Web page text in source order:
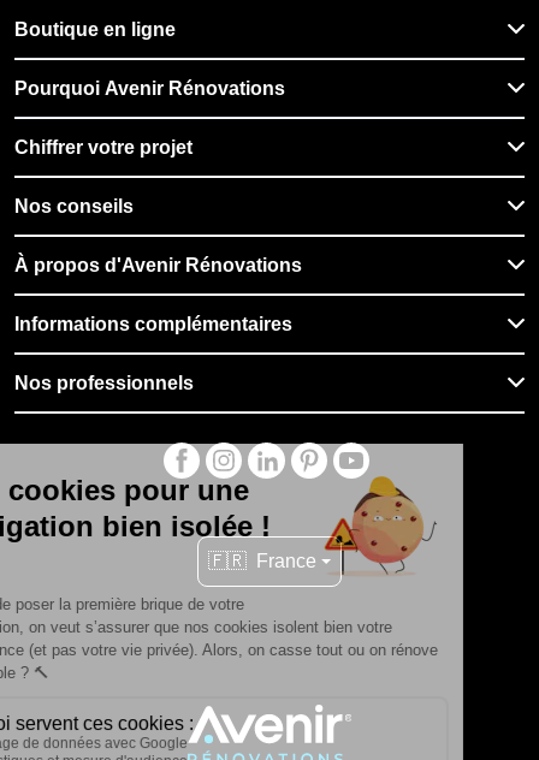
Boutique en ligne
Pourquoi Avenir Rénovations
Chiffrer votre projet
Nos conseils
À propos d'Avenir Rénovations
Informations complémentaires
Nos professionnels
🇫🇷 France